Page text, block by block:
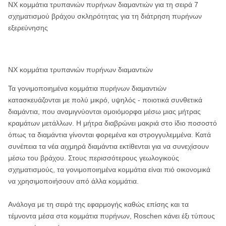
NX κομμάτια τρυπανιών πυρήνων διαμαντιών για τη σειρά 7
σχηματισμού βράχου σκληρότητας για τη διάτρηση πυρήνων
εξερεύνησης
NX κομμάτια τρυπανιών πυρήνων διαμαντιών
Τα γονιμοποιημένα κομμάτια πυρήνων διαμαντιών
κατασκευάζονται με πολύ μικρό, υψηλός - ποιοτικά συνθετικά
διαμάντια, που αναμιγνύονται ομοιόμορφα μέσω μιας μήτρας
κραμάτων μετάλλων. Η μήτρα διαβρώνει μακριά στο ίδιο ποσοστό
όπως τα διαμάντια γίνονται φορεμένα και στρογγυλεμμένα. Κατά
συνέπεια τα νέα αιχμηρά διαμάντια εκτίθενται για να συνεχίσουν
μέσω του βράχου. Στους περισσότερους γεωλογικούς
σχηματισμούς, τα γονιμοποιημένα κομμάτια είναι πιό οικονομικά
να χρησιμοποιήσουν από άλλα κομμάτια.
Ανάλογα με τη σειρά της εφαρμογής καθώς επίσης και τα
τέμνοντα μέσα στα κομμάτια πυρήνων, Roschen κάνει έξι τύπους